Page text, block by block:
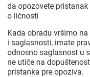
da opozovete
o ličnosti
Kada obradu vršimo
i saglasnosti, imate
odnosno saglasnost u
ne utiče na
pristanka pre opoziva.